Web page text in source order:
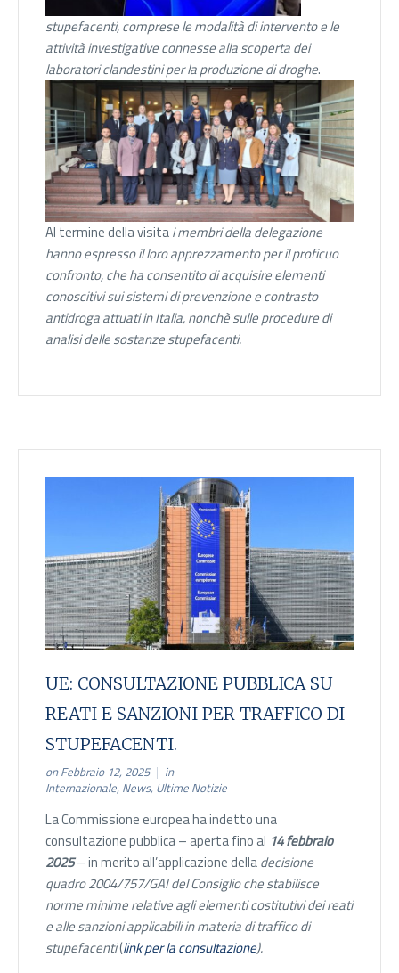
stupefacenti, comprese le modalitàdi intervento e le
attività investigative connesse alla scoperta dei
laboratoriclandestiniper la produzione di droghe.
Al termine della visitai membri della delegazione
hanno espresso il loro apprezzamento per il proficuo
confronto, che ha consentito di acquisire elementi
conoscitivi sui sistemi di prevenzione e contrasto
antidroga attuati in Italia, nonchè sulle procedure di
analisi delle sostanze stupefacenti.
UE: CONSULTAZIONE PUBBLICA SU
REATI E SANZIONI PER TRAFFICO DI
STUPEFACENTI.
on Febbraio 12, 2025
in
Internazionale, News, Ultime Notizie
La Commissione europea ha indetto una
consultazione pubblica – aperta fino al 14 febbraio
2025– in merito all’applicazione delladecisione
quadro 2004/757/GAI del Consiglio che stabilisce
norme minime relative agli elementi costitutivi dei reati
e alle sanzioni applicabili in materia di traffico di
stupefacenti(link per la consultazione).